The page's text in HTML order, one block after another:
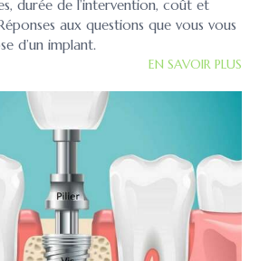
durée de l’intervention, coût et
aux questions que vous vous
d’un implant.
EN SAVOIR PLUS